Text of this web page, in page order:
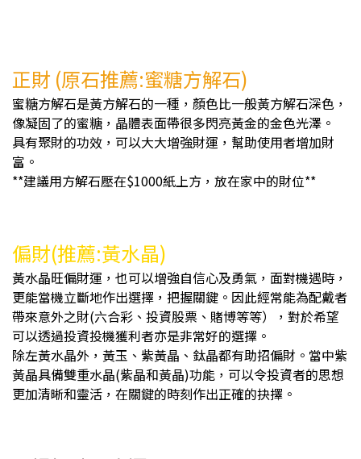
正財 (原石推薦:蜜糖方解石)
蜜糖方解石是黃方解石的一種，顏色比一般黃方解石深色，
像凝固了的蜜糖，晶體表面帶很多閃亮黃金的金色光澤。
具有聚財的功效，可以大大增強財運，幫助使用者增加財
富。
**建議用方解石壓在$1000紙上方，放在家中的財位**
偏財(推薦:黃水晶)
黃水晶旺偏財運，也可以增強自信心及勇氣，面對機遇時，
更能當機立斷地作出選擇，把握關鍵。因此經常能為配戴者
帶來意外之財(六合彩、投資股票、賭博等等），對於希望
可以透過投資投機獲利者亦是非常好的選擇。
除左黃水晶外，黃玉、紫黃晶、鈦晶都有助招偏財。當中紫
黃晶具備雙重水晶(紫晶和黃晶)功能，可以令投資者的思想
更加清晰和靈活，在關鍵的時刻作出正確的抉擇。